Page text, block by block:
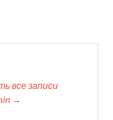
все записи
→